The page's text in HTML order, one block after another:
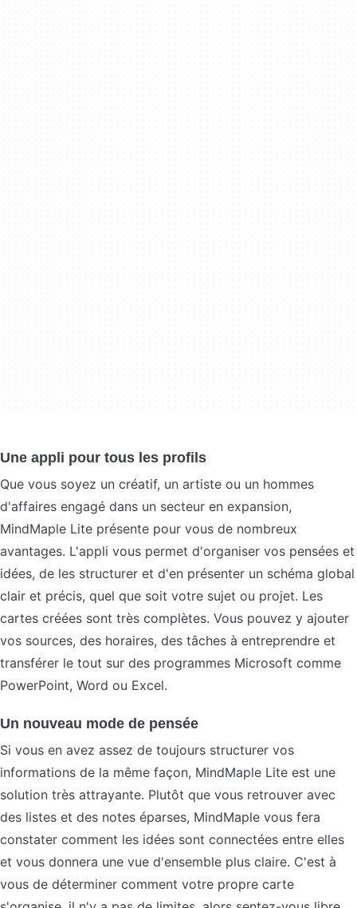
Une appli pour tous les profils
Que vous soyez un créatif, un artiste ou un hommes
d'affaires engagé dans un secteur en expansion,
MindMaple Lite présente pour vous de nombreux
avantages. L'appli vous permet d'organiser vos pensées et
idées, de les structurer et d'en présenter un schéma global
clair et précis, quel que soit votre sujet ou projet. Les
cartes créées sont très complètes. Vous pouvez y ajouter
vos sources, des horaires, des tâches à entreprendre et
transférer le tout sur des programmes Microsoft comme
PowerPoint, Word ou Excel.
Un nouveau mode de pensée
Si vous en avez assez de toujours structurer vos
informations de la même façon, MindMaple Lite est une
solution très attrayante. Plutôt que vous retrouver avec
des listes et des notes éparses, MindMaple vous fera
constater comment les idées sont connectées entre elles
et vous donnera une vue d'ensemble plus claire. C'est à
vous de déterminer comment votre propre carte